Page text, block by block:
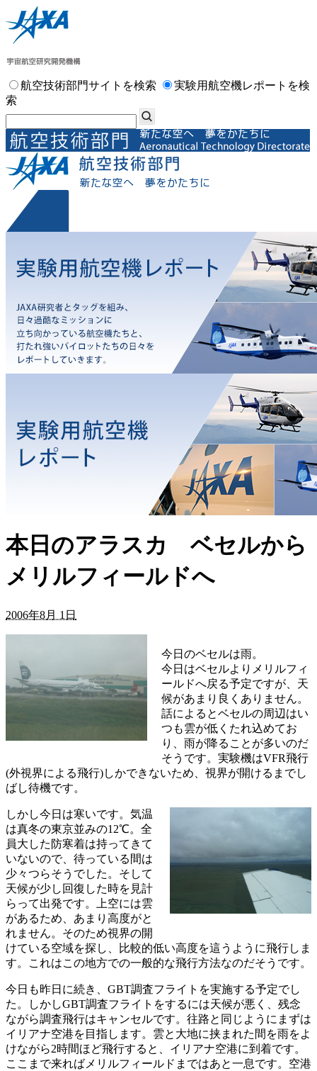
航空技術部門サイトを検索
実験用航空機レポートを検
索
本日のアラスカ ベセルから
メリルフィールドへ
2006年8月 1日
今日のベセルは雨。
今日はベセルよりメリルフィ
ールドへ戻る予定ですが、天
候があまり良くありません。
話によるとベセルの周辺はい
つも雲が低くたれ込めてお
り、雨が降ることが多いのだ
そうです。実験機はVFR飛行
(外視界による飛行)しかできないため、視界が開けるまでし
ばし待機です。
しかし今日は寒いです。気温
は真冬の東京並みの12℃。全
員大した防寒着は持ってきて
いないので、待っている間は
少々つらそうでした。そして
天候が少し回復した時を見計
らって出発です。上空には雲
があるため、あまり高度がと
れません。そのため視界の開
けている空域を探し、比較的低い高度を這うように飛行しま
す。これはこの地方での一般的な飛行方法なのだそうです。
今日も昨日に続き、GBT調査フライトを実施する予定でし
た。しかしGBT調査フライトをするには天候が悪く、残念
ながら調査飛行はキャンセルです。往路と同じようにまずは
イリアナ空港を目指します。雲と大地に挟まれた間を雨をよ
けながら2時間ほど飛行すると、イリアナ空港に到着です。
ここまで来ればメリルフィールドまではあと一息です。空港